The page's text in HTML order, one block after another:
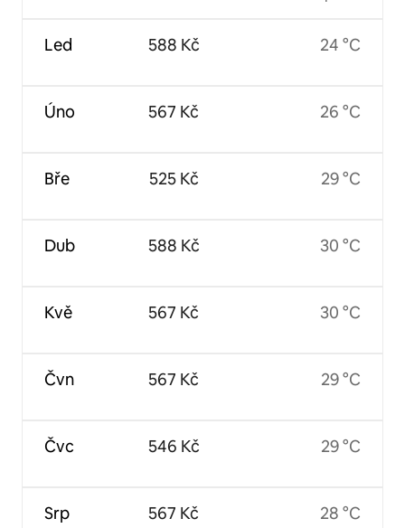
Led
Úno
Bře
Dub
Kvě
Čvn
Čvc
Srp
588 Kč
567 Kč
525 Kč
588 Kč
567 Kč
567 Kč
546 Kč
567 Kč
24 °C
26 °C
29 °C
30 °C
30 °C
29 °C
29 °C
28 °C